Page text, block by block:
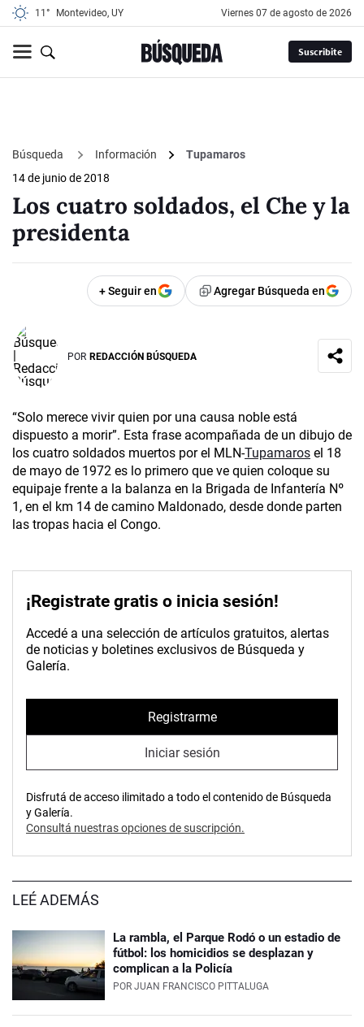
11° Montevideo, UY viernes 07 de agosto de 2026
Suscribite
Búsqueda Información
Tupamaros
14 de junio de 2018
Los cuatro soldados, el Che y la
presidenta
+ Seguir en Agregar Búsqueda en
POR REDACCIÓN BÚSQUEDA
“Solo merece vivir quien por una causa noble está
dispuesto a morir”. Esta frase acompañada de un dibujo de
los cuatro soldados muertos por el MLN-Tupamaros el 18
de mayo de 1972 es lo primero que ve quien coloque su
equipaje frente a la balanza en la Brigada de Infantería Nº
1, en el km 14 de camino Maldonado, desde donde parten
las tropas hacia el Congo.
¡Registrate gratis o inicia sesión!
Accedé a una selección de artículos gratuitos, alertas
de noticias y boletines exclusivos de Búsqueda y
Galería.
Registrarme
Iniciar sesión
Disfrutá de acceso ilimitado a todo el contenido de Búsqueda
y Galería.
Consultá nuestras opciones de suscripción.
LEÉ ADEMÁS
La rambla, el Parque Rodó o un estadio de
fútbol: los homicidios se desplazan y
complican a la Policía
POR JUAN FRANCISCO PITTALUGA